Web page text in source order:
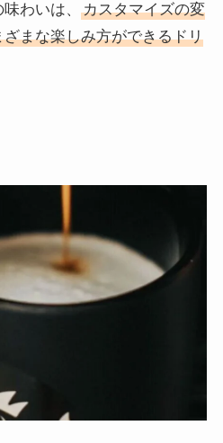
わいは、
カスタマイズの変
まな楽しみ方ができるドリ